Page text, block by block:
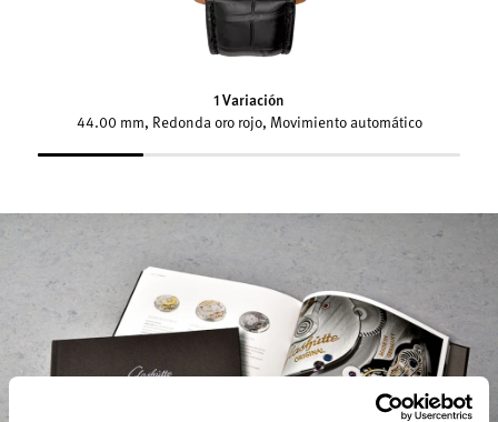
1 Variación
44.00 mm, Redonda oro rojo, Movimiento automático